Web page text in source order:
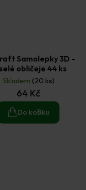
Samolepky 3D -
obličeje 44 ks
Skladem (20 ks)
64 Kč
Do košíku